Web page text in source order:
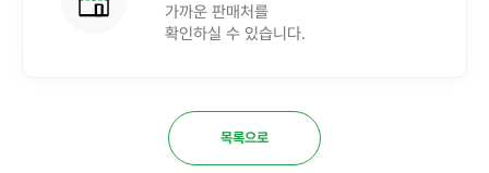
가까운 판매처를
확인하실 수 있습니다.
목록으로